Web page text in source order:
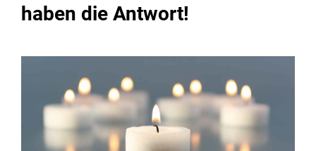
haben die Antwort!